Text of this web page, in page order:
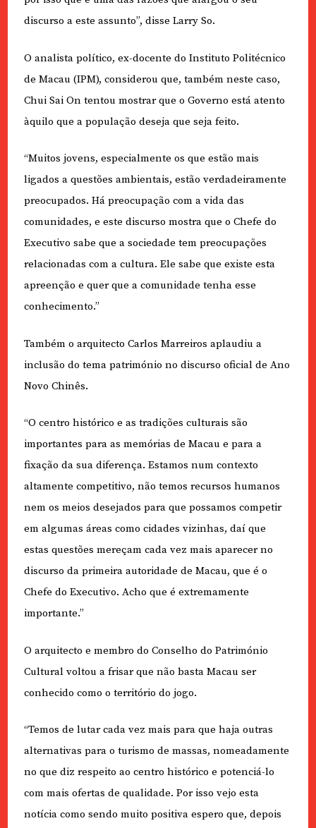
discurso a este assunto”, disse Larry So.
O analista político, ex-docente do Instituto Politécnico
de Macau (IPM), considerou que, também neste caso,
Chui Sai On tentou mostrar que o Governo está atento
àquilo que a população deseja que seja feito.
“Muitos jovens, especialmente os que estão mais
ligados a questões ambientais, estão verdadeiramente
preocupados. Há preocupação com a vida das
comunidades, e este discurso mostra que o Chefe do
Executivo sabe que a sociedade tem preocupações
relacionadas com a cultura. Ele sabe que existe esta
apreenção e quer que a comunidade tenha esse
conhecimento.”
Também o arquitecto Carlos Marreiros aplaudiu a
inclusão do tema património no discurso oficial de Ano
Novo Chinês.
“O centro histórico e as tradições culturais são
importantes para as memórias de Macau e para a
fixação da sua diferença. Estamos num contexto
altamente competitivo, não temos recursos humanos
nem os meios desejados para que possamos competir
em algumas áreas como cidades vizinhas, daí que
estas questões mereçam cada vez mais aparecer no
discurso da primeira autoridade de Macau, que é o
Chefe do Executivo. Acho que é extremamente
importante.”
O arquitecto e membro do Conselho do Património
Cultural voltou a frisar que não basta Macau ser
conhecido como o território do jogo.
“Temos de lutar cada vez mais para que haja outras
alternativas para o turismo de massas, nomeadamente
no que diz respeito ao centro histórico e potenciá-lo
com mais ofertas de qualidade. Por isso vejo esta
notícia como sendo muito positiva espero que, depois